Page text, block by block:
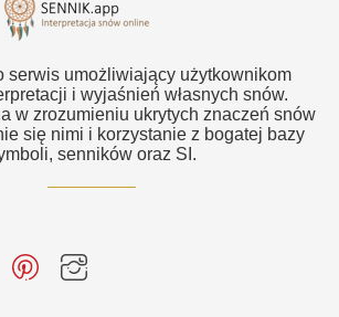
serwis umożliwiający użytkownikom
i wyjaśnień własnych snów.
w zrozumieniu ukrytych znaczeń snów
się nimi i korzystanie z bogatej bazy
senników oraz SI.